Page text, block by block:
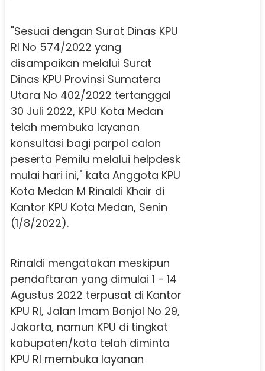
"Sesuai dengan Surat Dinas KPU
RI No 574/2022 yang
disampaikan melalui Surat
Dinas KPU Provinsi Sumatera
Utara No 402/2022 tertanggal
30 Juli 2022, KPU Kota Medan
telah membuka layanan
konsultasi bagi parpol calon
peserta Pemilu melalui helpdesk
mulai hari ini," kata Anggota KPU
Kota Medan M Rinaldi Khair di
Kantor KPU Kota Medan, Senin
(1/8/2022).
Rinaldi mengatakan meskipun
pendaftaran yang dimulai 1 - 14
Agustus 2022 terpusat di Kantor
KPU RI, Jalan Imam Bonjol No 29,
Jakarta, namun KPU di tingkat
kabupaten/kota telah diminta
KPU RI membuka layanan